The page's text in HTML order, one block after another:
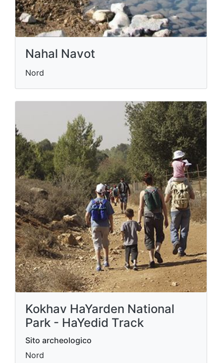
Nahal Navot
Nord
Kokhav HaYarden National
Park - HaYedid Track
Sito archeologico
Nord